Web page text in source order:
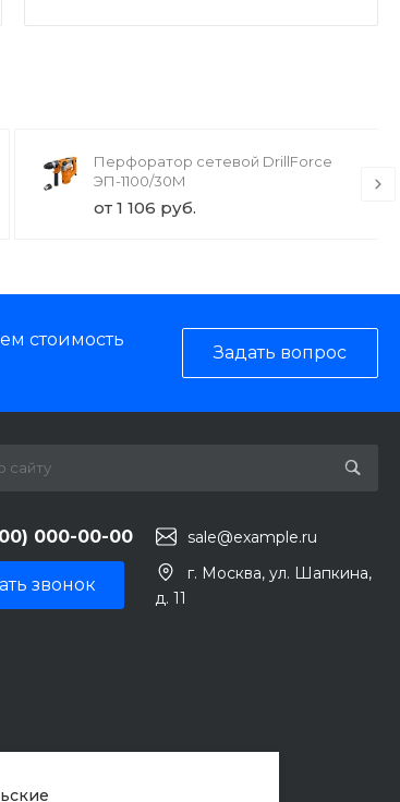
Перфоратор сетевой DrillForce
ЭП-1100/30М
от 1 106 руб.
стоимость
Задать вопрос
000-00-00 sale@example.ru
звонок
г. Москва, ул. Шапкина,
д. 11